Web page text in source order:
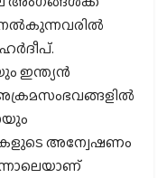
ഇന്ത്യൻ
അന്വേഷണം